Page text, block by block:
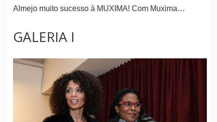
Almejo muito sucesso à MUXIMA! Com Muxima…
GALERIA I